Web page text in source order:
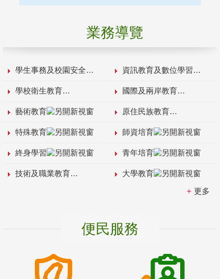
業務導覽
學生事務及校園安全 資訊教育及數位學習
學校衛生教育 國際及兩岸教育
藝術教育 原住民族教育
特殊教育 師資培育
終身學習 青年培育
技術及職業教育 大學教育
更多
便民服務